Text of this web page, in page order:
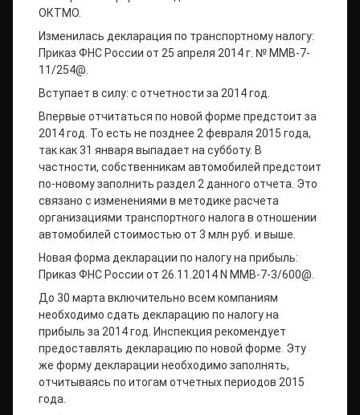
ОКТМО.
Изменилась декларация по транспортному налогу:
Приказ ФНС России от 25 апреля 2014 г. № ММВ-7-
11/254@.
Вступает в силу: с отчетности за 2014 год.
Впервые отчитаться по новой форме предстоит за
2014 год. То есть не позднее 2 февраля 2015 года,
так как 31 января выпадает на субботу. В
частности, собственникам автомобилей предстоит
по-новому заполнить раздел 2 данного отчета. Это
связано с изменениями в методике расчета
организациями транспортного налога в отношении
автомобилей стоимостью от 3 млн руб. и выше.
Новая форма декларации по налогу на прибыль:
Приказ ФНС России от 26.11.2014 N ММВ-7-3/600@.
До 30 марта включительно всем компаниям
необходимо сдать декларацию по налогу на
прибыль за 2014 год. Инспекция рекомендует
предоставлять декларацию по новой форме. Эту
же форму декларации необходимо заполнять,
отчитываясь по итогам отчетных периодов 2015
года.